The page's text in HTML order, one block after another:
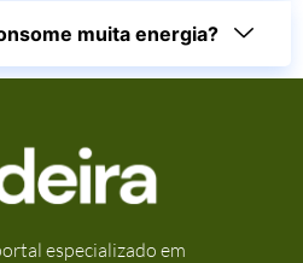
muita energia?
especializado em